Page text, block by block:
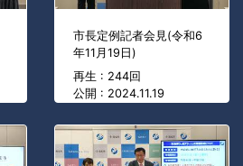
市長定例記者会見(令和6
年11月19日)
再生 : 244回
公開 : 2024.11.19